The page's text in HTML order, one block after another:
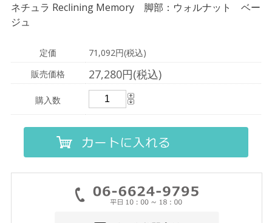
ネチュラ Reclining Memory 脚部：ウォルナット ベー
ジュ
定価
71,092円(税込)
販売価格
27,280円(税込)
購入数